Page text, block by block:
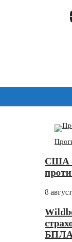
США
8
БПЛА